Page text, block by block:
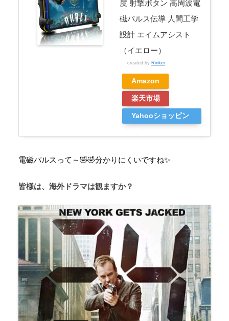
度 射撃ボタン 高周波電
磁パルス伝導 人間工学
設計 エイムアシスト
（イエロー）
created by Rinker
Amazon
楽天市場
Yahooショッピン
電磁パルスって～🤣🤣分かりにくいですね✨
皆様は、海外ドラマは観ますか？